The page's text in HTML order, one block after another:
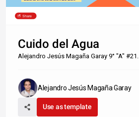
Share
Cuido del Agua
Alejandro Jesús Magaña Garay 9° "A" #21.
Alejandro Jesús Magaña Garay
Use as template